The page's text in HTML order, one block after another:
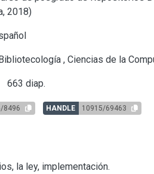
2018)
, Ciencias de la
663 diap.
8496 HANDLE 10915/69463
la ley, implementación.